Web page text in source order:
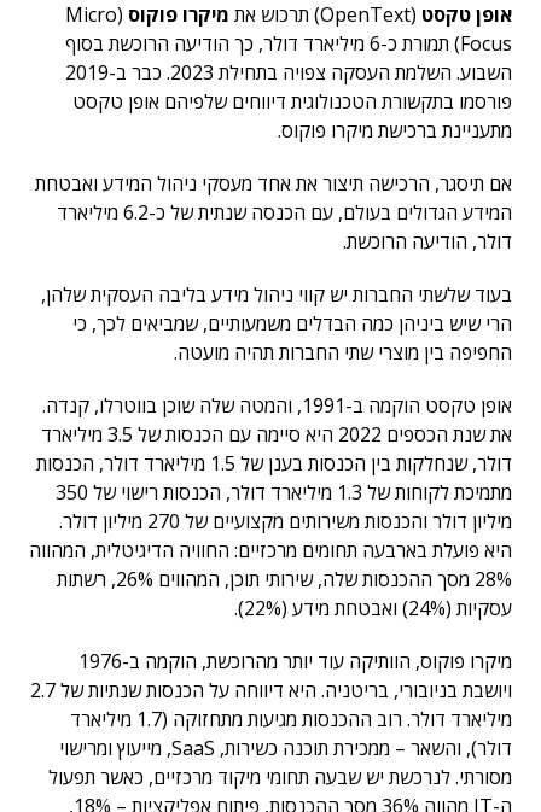
אופן טקסט (OpenText) תרכוש את מיקרו פוקוס (Micro
Focus) תמורת כ-6 מיליארד דולר, כך הודיעה הרוכשת בסוף
השבוע. השלמת העסקה צפויה בתחילת 2023. כבר ב-2019
פורסמו בתקשורת הטכנולוגית דיווחים שלפיהם אופן טקסט
מתעניינת ברכישת מיקרו פוקוס.
אם תיסגר, הרכישה תיצור את אחד מעסקי ניהול המידע ואבטחת
המידע הגדולים בעולם, עם הכנסה שנתית של כ-6.2 מיליארד
דולר, הודיעה הרוכשת.
בעוד שלשתי החברות יש קווי ניהול מידע בליבה העסקית שלהן,
הרי שיש ביניהן כמה הבדלים משמעותיים, שמביאים לכך, כי
החפיפה בין מוצרי שתי החברות תהיה מועטה.
אופן טקסט הוקמה ב-1991, והמטה שלה שוכן בווטרלו, קנדה.
את שנת הכספים 2022 היא סיימה עם הכנסות של 3.5 מיליארד
דולר, שנחלקות בין הכנסות בענן של 1.5 מיליארד דולר, הכנסות
מתמיכת לקוחות של 1.3 מיליארד דולר, הכנסות רישוי של 350
מיליון דולר והכנסות משירותים מקצועיים של 270 מיליון דולר.
היא פועלת בארבעה תחומים מרכזיים: החוויה הדיגיטלית, המהווה
28% מסך ההכנסות שלה, שירותי תוכן, המהווים 26%, רשתות
עסקיות (24%) ואבטחת מידע (22%).
מיקרו פוקוס, הוותיקה עוד יותר מהרוכשת, הוקמה ב-1976
ויושבת בניובורי, בריטניה. היא דיווחה על הכנסות שנתיות של 2.7
מיליארד דולר. רוב ההכנסות מגיעות מתחזוקה (1.7 מיליארד
דולר), והשאר – ממכירת תוכנה כשירות, SaaS, מייעוץ ומרישוי
מסורתי. לנרכשת יש שבעה תחומי מיקוד מרכזיים, כאשר תפעול
ה-IT מהווה 36% מסך ההכנסות, פיתוח אפליקציות – 18%,